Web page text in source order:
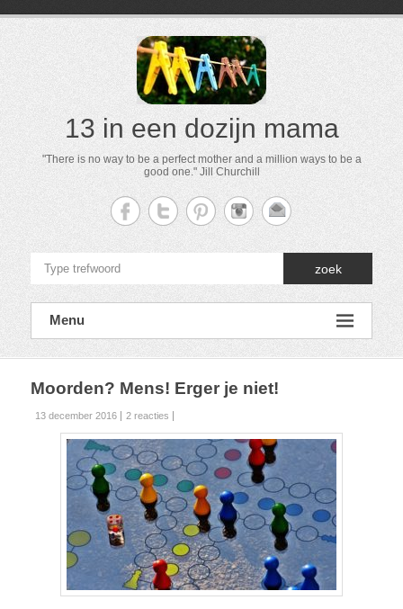
13 in een dozijn mama
"There is no way to be a perfect mother and a million ways to be a
good one." Jill Churchill
zoek
Menu
Moorden? Mens! Erger je niet!
13 december 2016 2 reacties